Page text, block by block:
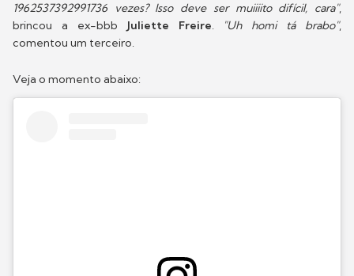
1962537392991736 vezes? Isso deve ser muiiiito difícil, cara",
brincou a ex-bbb Juliette Freire. "Uh homi tá brabo",
comentou um terceiro.
Veja o momento abaixo: